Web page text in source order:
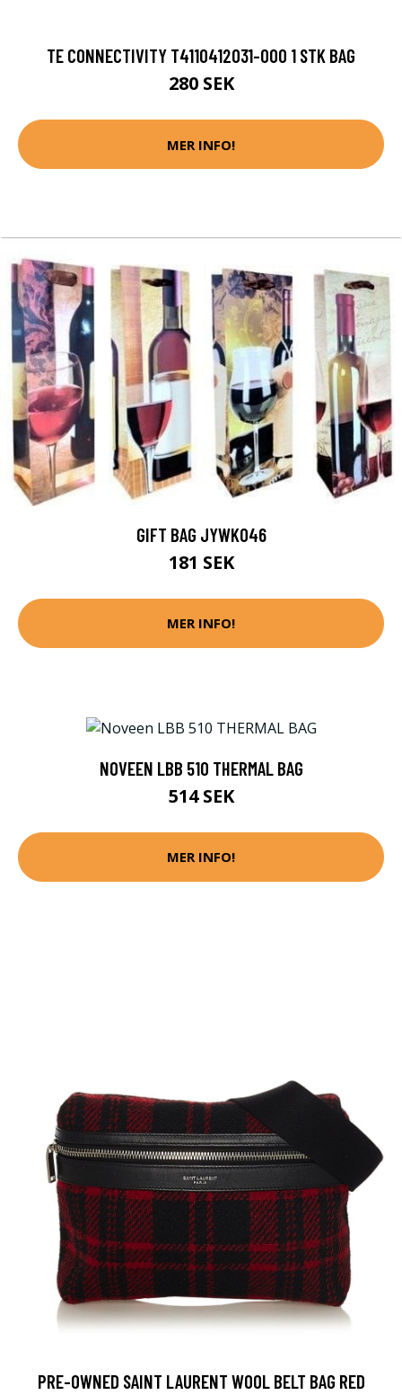
TE CONNECTIVITY T4110412031-000 1 STK BAG
280 SEK
MER INFO!
GIFT BAG JYWK046
181 SEK
MER INFO!
NOVEEN LBB 510 THERMAL BAG
514 SEK
MER INFO!
PRE-OWNED SAINT LAURENT WOOL BELT BAG RED